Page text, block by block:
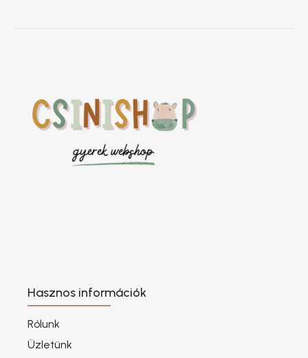
Hasznos információk
Rólunk
Üzletünk